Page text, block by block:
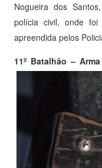
Nogueira dos
polícia civil, onde
apreendida pelos
11º Batalhão –